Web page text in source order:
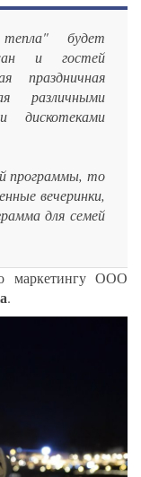
будет
и гостей
праздничная
различными
дискотеками
программы, то
вечеринки,
для семей
маркетингу ООО
.